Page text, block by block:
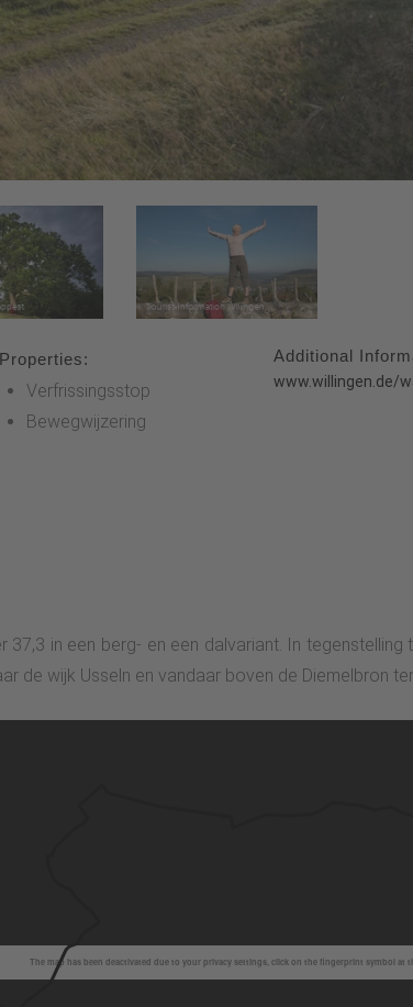
Properties:
Verfrissingsstop
Bewegwijzering
Additional
www.willingen.de/
37,3 in een berg- en een dalvariant. In
de wijk Usseln en vandaar boven de Diemelbron
The map has been deactivated due to your privacy settings, click on the fingerprint symbol at